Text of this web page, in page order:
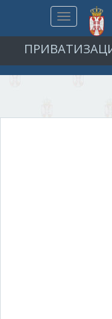
Toggle
navigation